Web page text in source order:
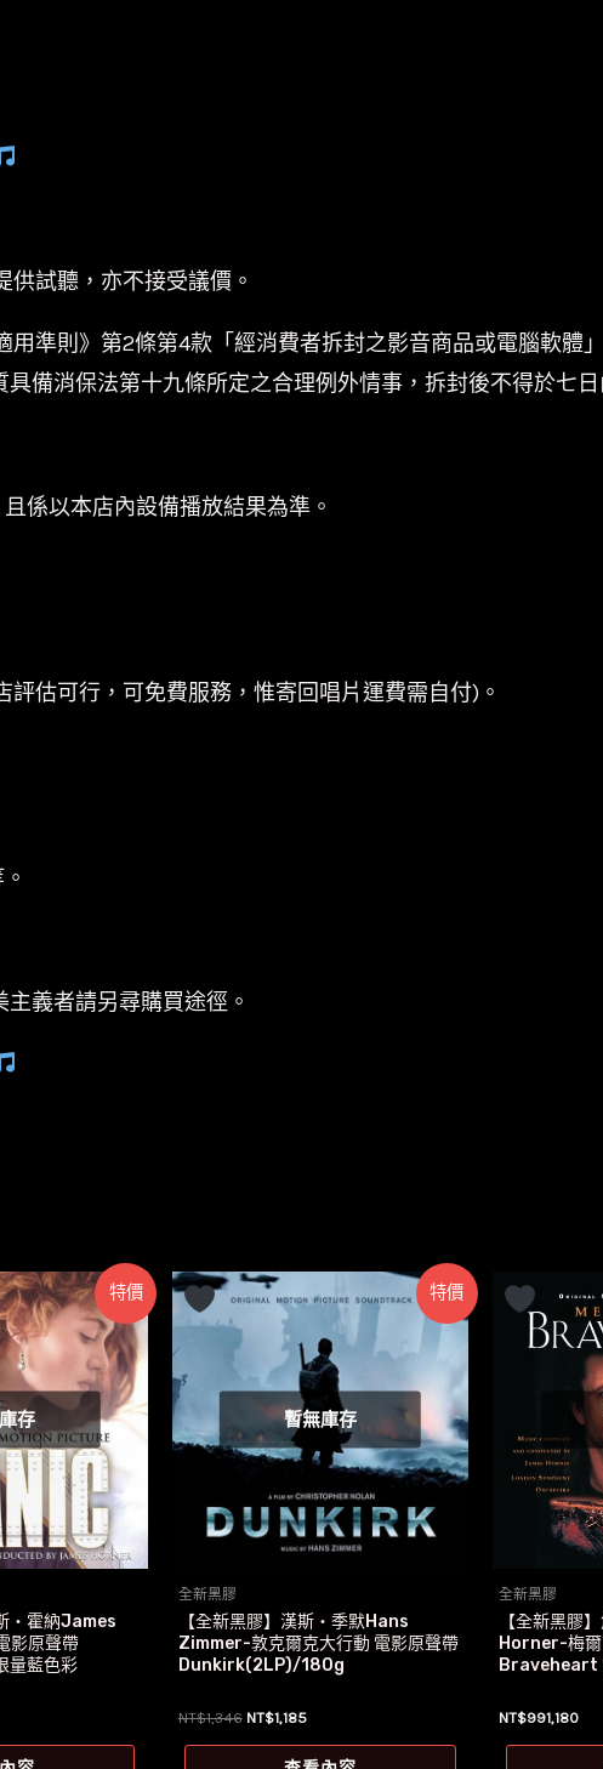
試聽，亦不接受議價。
準則》第2條第4款「經消費者拆封之影音商品或電腦軟體
備消保法第十九條所定之合理例外情事，拆封後不得於七
係以本店內設備播放結果為準。
估可行，可免費服務，惟寄回唱片運費需自付)。
義者請另尋購買途徑。
特價
存
‧霍納James
影原聲帶
藍色彩
特價
暫無庫存
全新黑膠
【全新黑膠】漢斯‧季默Hans
Zimmer-敦克爾克大行動 電影原聲帶
Dunkirk(2LP)/180g
NT$1,346 原
NT$1,185目
價
全新黑膠
【全新黑膠
Horner-梅爾
Braveheart
NT$991,180